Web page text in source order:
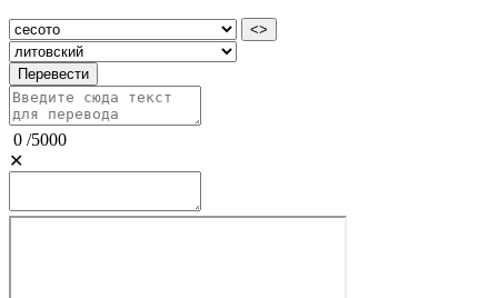
<>
Перевести
0 /5000
✕